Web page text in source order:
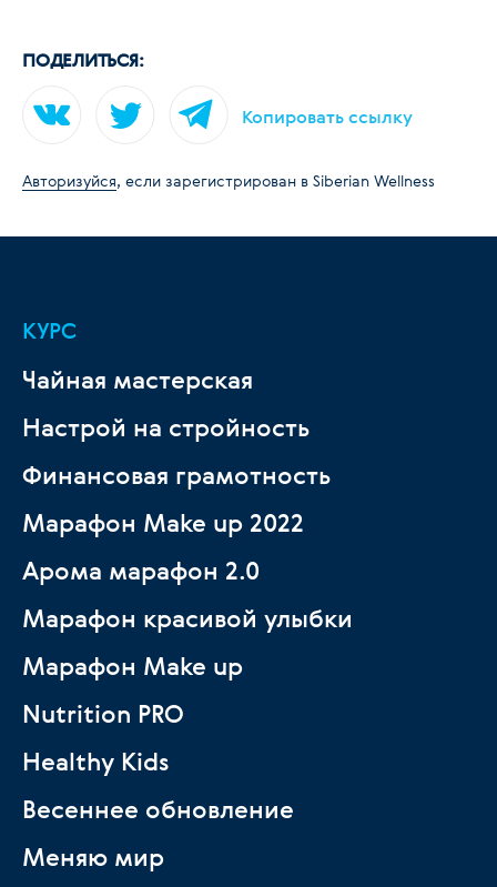
ПОДЕЛИТЬСЯ:
Копировать ссылку
Авторизуйся, если зарегистрирован в Siberian Wellness
КУРС
Чайная мастерская
Настрой на стройность
Финансовая грамотность
Марафон Make up 2022
Арома марафон 2.0
Марафон красивой улыбки
Марафон Make up
Nutrition PRO
Healthy Kids
Весеннее обновление
Меняю мир